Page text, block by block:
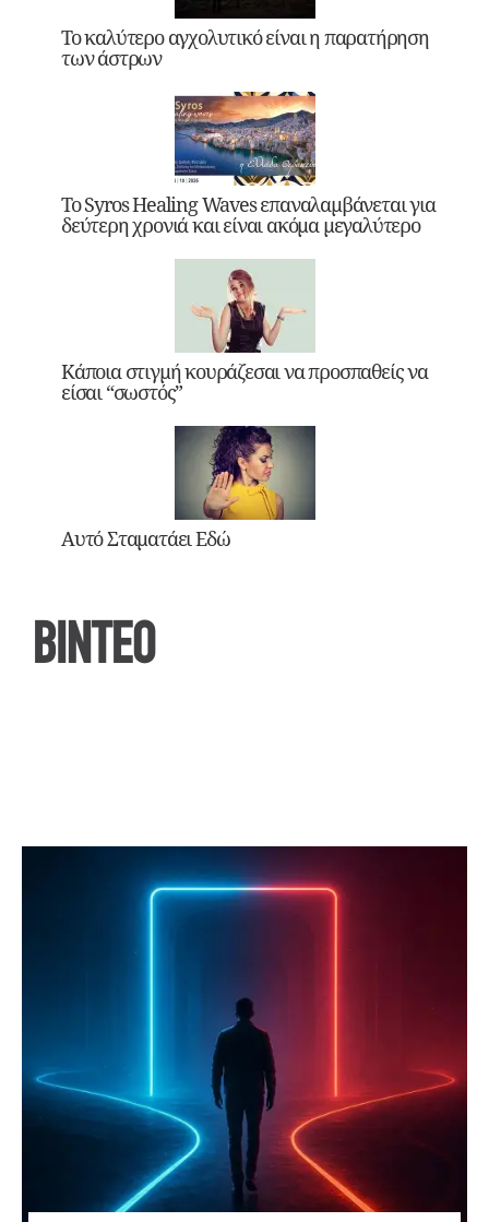
Το καλύτερο αγχολυτικό είναι η παρατήρηση
των άστρων
Το Syros Healing Waves επαναλαμβάνεται για
δεύτερη χρονιά και είναι ακόμα μεγαλύτερο
Κάποια στιγμή κουράζεσαι να προσπαθείς να
είσαι “σωστός”
Αυτό Σταματάει Εδώ
ΒΙΝΤΕΟ